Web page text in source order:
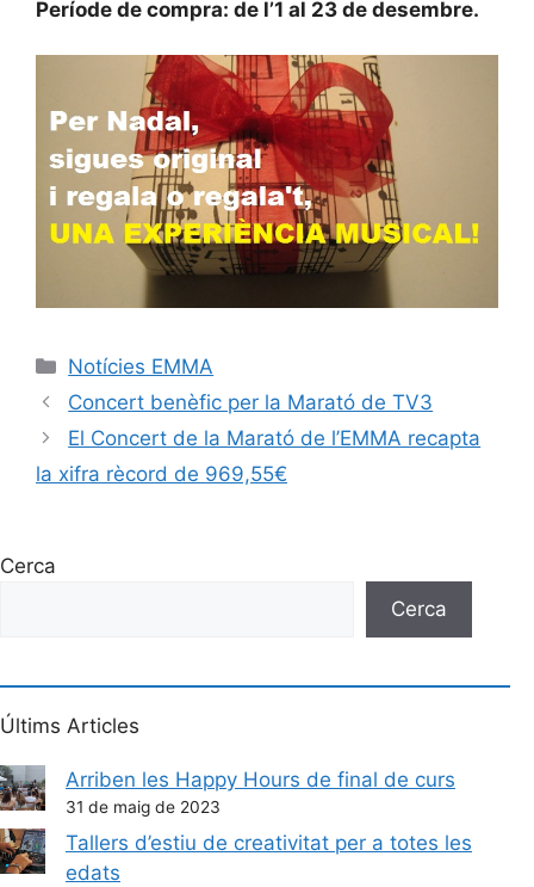
Període de compra: de l’1 al 23 de desembre.
Notícies EMMA
Concert benèfic per la Marató de TV3
El Concert de la Marató de l’EMMA recapta
la xifra rècord de 969,55€
Cerca
Cerca
Últims Articles
Arriben les Happy Hours de final de curs
31 de maig de 2023
Tallers d’estiu de creativitat per a totes les
edats